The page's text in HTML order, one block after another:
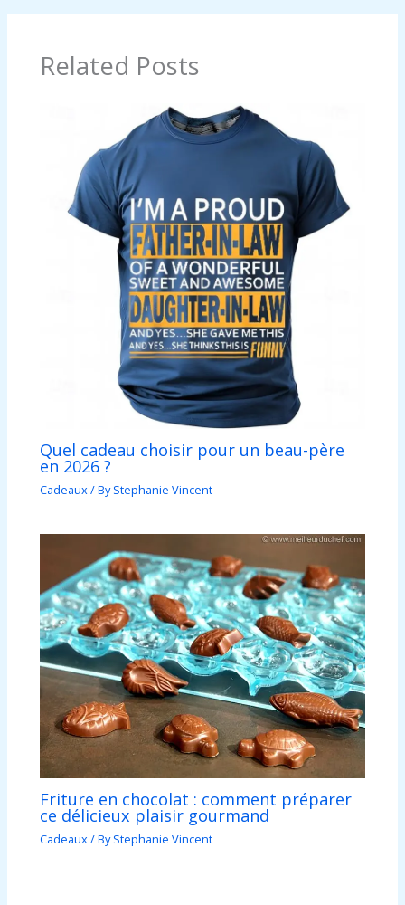
Related Posts
Quel cadeau choisir pour un beau-père
en 2026 ?
Cadeaux/ ByStephanie Vincent
Friture en chocolat : comment préparer
ce délicieux plaisir gourmand
Cadeaux/ ByStephanie Vincent